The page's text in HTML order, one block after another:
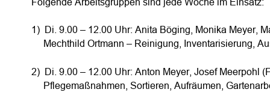
1)  Di. 9.00 – 12.00 Uhr: Anita Böging, Monika Meyer,
Mechthild Ortmann – Reinigung, Inventarisierung,
2)  Di. 9.00 – 12.00 Uhr: Anton Meyer, Josef Meerpohl
Pflegemaßnahmen, Sortieren, Aufräumen,